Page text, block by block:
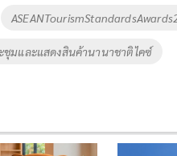
ชุมและแสดงสินค้านานาชาติไคซ์